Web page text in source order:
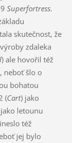
Superfortress.
skutečnost, že
zdaleka
) ale hovořil též
neboť šlo o
bohatou
(Cart) jako
letounu
též
jej bylo